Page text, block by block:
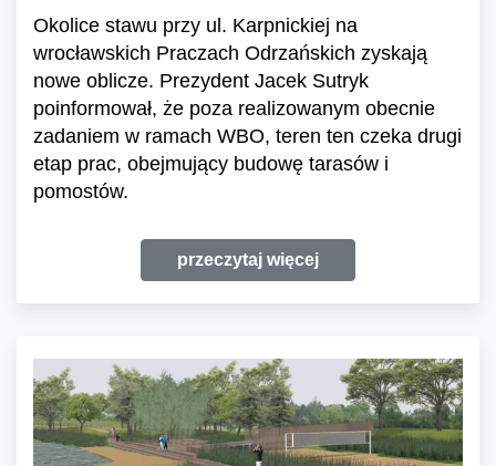
Okolice stawu przy ul. Karpnickiej na
wrocławskich Praczach Odrzańskich zyskają
nowe oblicze. Prezydent Jacek Sutryk
poinformował, że poza realizowanym obecnie
zadaniem w ramach WBO, teren ten czeka drugi
etap prac, obejmujący budowę tarasów i
pomostów.
przeczytaj więcej